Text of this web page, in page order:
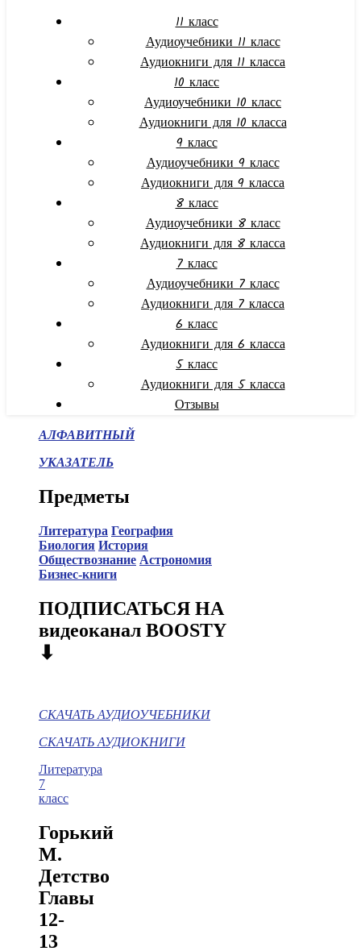
11 класс
Аудиоучебники 11 класс
Аудиокниги для 11 класса
10 класс
Аудиоучебники 10 класс
Аудиокниги для 10 класса
9 класс
Аудиоучебники 9 класс
Аудиокниги для 9 класса
8 класс
Аудиоучебники 8 класс
Аудиокниги для 8 класса
7 класс
Аудиоучебники 7 класс
Аудиокниги для 7 класса
6 класс
Аудиокниги для 6 класса
5 класс
Аудиокниги для 5 класса
Отзывы
АЛФАВИТНЫЙ
УКАЗАТЕЛЬ
Предметы
Литература География
Биология История
Обществознание Астрономия
Бизнес-книги
ПОДПИСАТЬСЯ НА
видеоканал BOOSTY
⬇
СКАЧАТЬ АУДИОУЧЕБНИКИ
СКАЧАТЬ АУДИОКНИГИ
Литература
7
класс
Горький
М.
Детство
Главы
12-
13